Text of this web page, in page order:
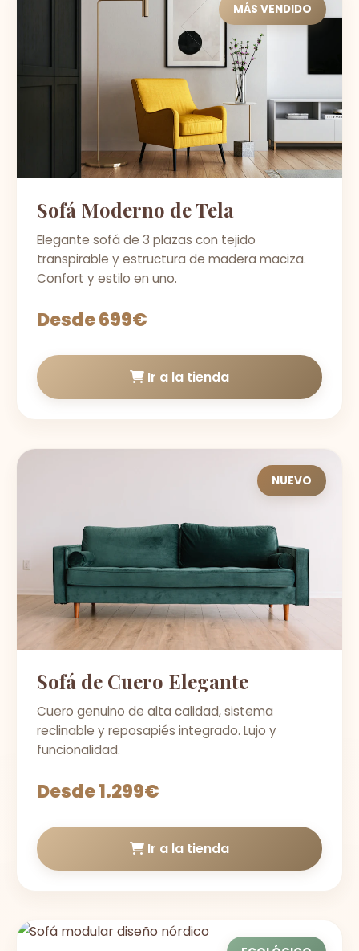
MÁS VENDIDO
Sofá Moderno de Tela
Elegante sofá de 3 plazas con tejido
transpirable y estructura de madera maciza.
Confort y estilo en uno.
Desde 699€
Ir a la tienda
NUEVO
Sofá de Cuero Elegante
Cuero genuino de alta calidad, sistema
reclinable y reposapiés integrado. Lujo y
funcionalidad.
Desde 1.299€
Ir a la tienda